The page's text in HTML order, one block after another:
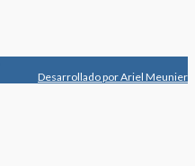
Desarrollado por Ariel Meunier